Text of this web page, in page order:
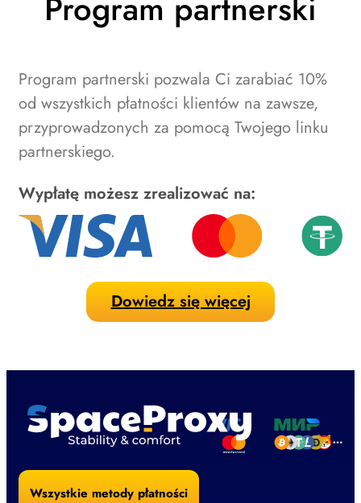
Program partnerski pozwala Ci zarabiać 10%
od wszystkich płatności klientów na zawsze,
przyprowadzonych za pomocą Twojego linku
partnerskiego.
Wypłatę możesz zrealizować na:
Dowiedz się więcej
Wszystkie metody płatności